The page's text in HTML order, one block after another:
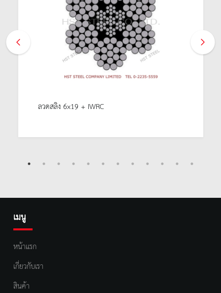
ลวดสลิง 6x19 + IWRC
เมนู
หน้าแรก
เกี่ยวกับเรา
สินค้า